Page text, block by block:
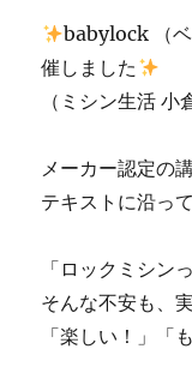
babylock （ベ
催しました
（ミシン生活 小
メーカー認定の
テキストに沿っ
「ロックミシン
そんな不安も、
「楽しい！」「